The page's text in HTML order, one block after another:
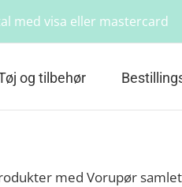
med visa eller mastercard
og tilbehør
med Vorupør